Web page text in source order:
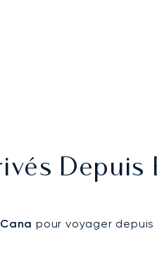
Depuis
pour voyager